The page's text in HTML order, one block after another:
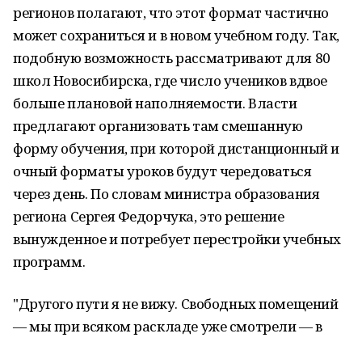
регионов полагают, что этот формат частично
может сохраниться и в новом учебном году. Так,
подобную возможность рассматривают для 80
школ Новосибирска, где число учеников вдвое
больше плановой наполняемости. Власти
предлагают организовать там смешанную
форму обучения, при которой дистанционный и
очный форматы уроков будут чередоваться
через день. По словам министра образования
региона Сергея Федорчука, это решение
вынужденное и потребует перестройки учебных
программ.
"Другого пути я не вижу. Свободных помещений
— мы при всяком раскладе уже смотрели — в